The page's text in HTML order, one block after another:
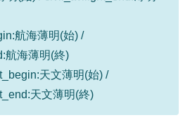
航海薄明(始) /
航海薄明(終)
天文薄明(始) /
天文薄明(終)